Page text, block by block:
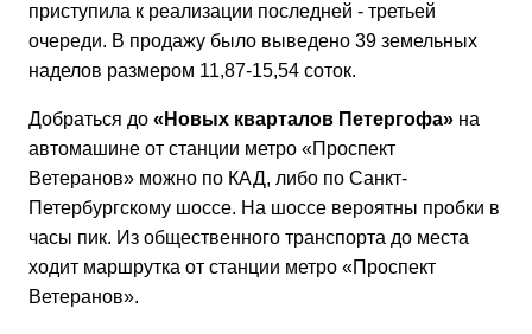
приступила к реализации последней - третьей
очереди. В продажу было выведено 39 земельных
наделов размером 11,87-15,54 соток.
Добраться до «Новых кварталов Петергофа» на
автомашине от станции метро «Проспект
Ветеранов» можно по КАД, либо по Санкт-
Петербургскому шоссе. На шоссе вероятны пробки в
часы пик. Из общественного транспорта до места
ходит маршрутка от станции метро «Проспект
Ветеранов».